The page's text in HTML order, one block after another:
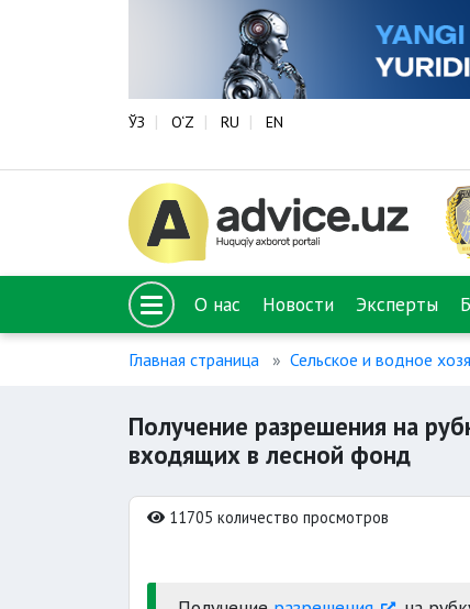
ЎЗ O‘Z RU EN
О нас Новости Эксперты
Главная страница Сельское и водное
Получение разрешения на
входящих в лесной фонд
11705 количество просмотров